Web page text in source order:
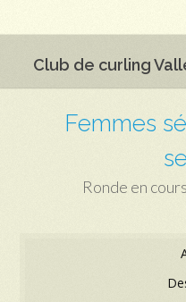
Club de curling
Femmes
Ronde en